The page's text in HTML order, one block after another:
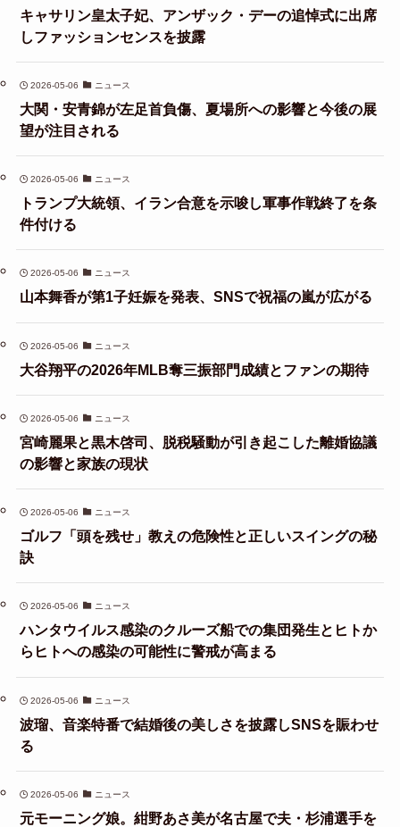
キャサリン皇太子妃、アンザック・デーの追悼式に出席
しファッションセンスを披露
2026-05-06 ニュース
大関・安青錦が左足首負傷、夏場所への影響と今後の展
望が注目される
2026-05-06 ニュース
トランプ大統領、イラン合意を示唆し軍事作戦終了を条
件付ける
2026-05-06 ニュース
山本舞香が第1子妊娠を発表、SNSで祝福の嵐が広がる
2026-05-06 ニュース
大谷翔平の2026年MLB奪三振部門成績とファンの期待
2026-05-06 ニュース
宮崎麗果と黒木啓司、脱税騒動が引き起こした離婚協議
の影響と家族の現状
2026-05-06 ニュース
ゴルフ「頭を残せ」教えの危険性と正しいスイングの秘
訣
2026-05-06 ニュース
ハンタウイルス感染のクルーズ船での集団発生とヒトか
らヒトへの感染の可能性に警戒が高まる
2026-05-06 ニュース
波瑠、音楽特番で結婚後の美しさを披露しSNSを賑わせ
る
2026-05-06 ニュース
元モーニング娘。紺野あさ美が名古屋で夫・杉浦選手を